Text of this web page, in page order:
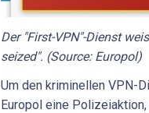
Der "First-VPN"-Dienst
seized". (Source: Europol)
Um den kriminellen VPN-
Europol eine